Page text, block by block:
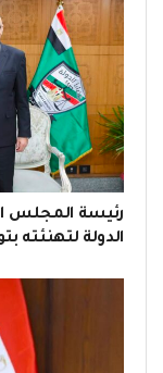
رئيسة المجلس
الدولة لتهنئته